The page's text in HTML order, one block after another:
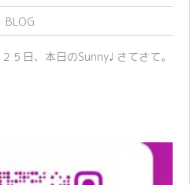
BLOG
５日、本日のSunny♩ さてさて。